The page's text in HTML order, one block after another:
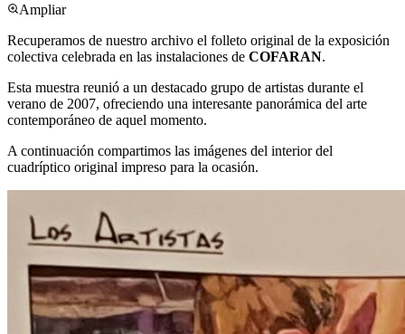
Ampliar
Recuperamos de nuestro archivo el folleto original de la exposición
colectiva celebrada en las instalaciones de COFARAN.
Esta muestra reunió a un destacado grupo de artistas durante el
verano de 2007, ofreciendo una interesante panorámica del arte
contemporáneo de aquel momento.
A continuación compartimos las imágenes del interior del
cuadríptico original impreso para la ocasión.